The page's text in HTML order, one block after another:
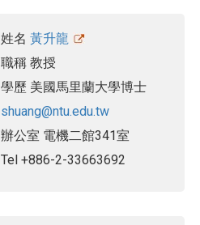
姓名 黃升龍
職稱 教授
學歷 美國馬里蘭大學博士
shuang@ntu.edu.tw
辦公室 電機二館341室
Tel +886-2-33663692